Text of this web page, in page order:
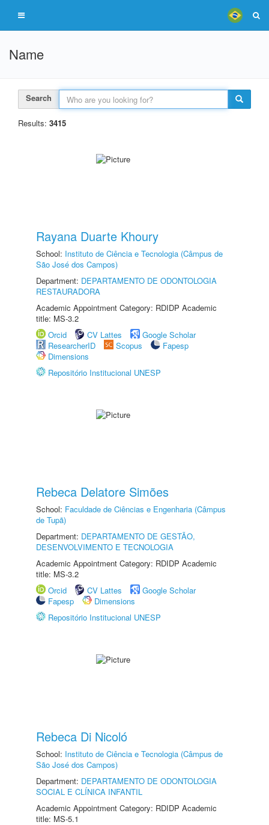
Name
Search
Results: 3415
Rayana Duarte Khoury
School: Instituto de Ciência e Tecnologia (Câmpus de
São José dos Campos)
Department: DEPARTAMENTO DE ODONTOLOGIA
RESTAURADORA
Academic Appointment Category: RDIDP Academic
title: MS-3.2
Orcid
CV Lattes
Google Scholar
ResearcherID
Scopus
Fapesp
Dimensions
Repositório Institucional UNESP
Rebeca Delatore Simões
School: Faculdade de Ciências e Engenharia (Câmpus
de Tupã)
Department: DEPARTAMENTO DE GESTÃO,
DESENVOLVIMENTO E TECNOLOGIA
Academic Appointment Category: RDIDP Academic
title: MS-3.2
Orcid
CV Lattes
Google Scholar
Fapesp
Dimensions
Repositório Institucional UNESP
Rebeca Di Nicoló
School: Instituto de Ciência e Tecnologia (Câmpus de
São José dos Campos)
Department: DEPARTAMENTO DE ODONTOLOGIA
SOCIAL E CLÍNICA INFANTIL
Academic Appointment Category: RDIDP Academic
title: MS-5.1